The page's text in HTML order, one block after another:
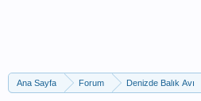
Ana Sayfa Forum Denizde Balık Avı